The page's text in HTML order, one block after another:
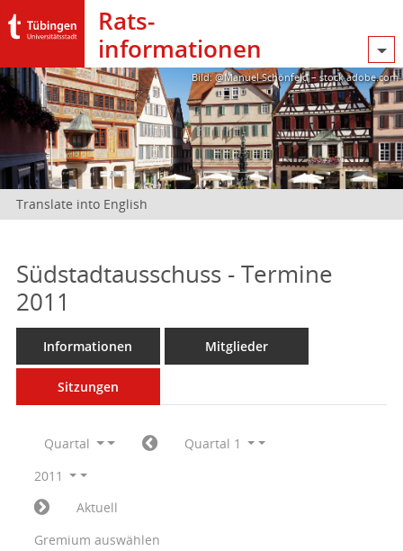
Rats­
informationen
Bild: @Manuel Schönfeld – stock.adobe.com
Translate into English
Südstadtausschuss - Termine
2011
Informationen Mitglieder
Sitzungen
Quartal
Quartal 1
2011
Aktuell
Gremium auswählen